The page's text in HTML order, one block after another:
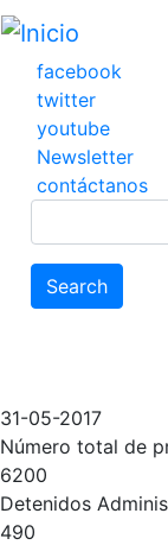
Pasar
contenido
principal
facebook
twitter
youtube
Newsletter
contáctanos
Search
31-05-2017
Número total de
6200
Detenidos
490